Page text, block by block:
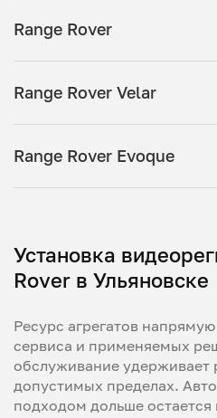
Range Rover
Range Rover Velar
Range Rover Evoque
Установка
Rover в Ульяновске
Ресурс агрегатов
сервиса и применяемых
обслуживание удерживает
допустимых пределах.
подходом дольше